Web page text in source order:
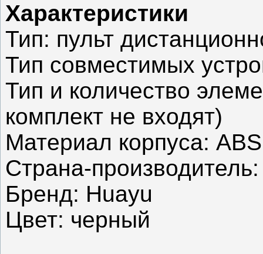
Характеристики
Тип: пульт
Тип совместимых
Тип и количество
комплект не входят)
Материал корпуса:
Страна-
Бренд: Huayu
Цвет: черный